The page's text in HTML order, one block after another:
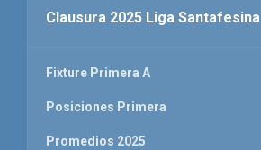
Clausura 2025 Liga Santafesina
Fixture Primera A
Posiciones Primera
Promedios 2025